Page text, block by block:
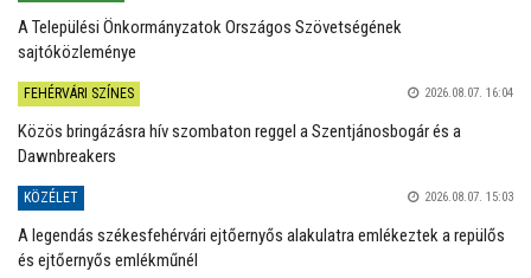
A Települési Önkormányzatok Országos Szövetségének
sajtóközleménye
FEHÉRVÁRI SZÍNES 2026.08.07. 16:04
Közös bringázásra hív szombaton reggel a Szentjánosbogár és a
Dawnbreakers
KÖZÉLET 2026.08.07. 15:03
A legendás székesfehérvári ejtőernyős alakulatra emlékeztek a repülős
és ejtőernyős emlékműnél